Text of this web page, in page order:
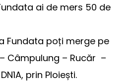
ai de mers 50 de
Fundata poți merge pe
Câmpulung – Rucăr –
prin Ploiești.